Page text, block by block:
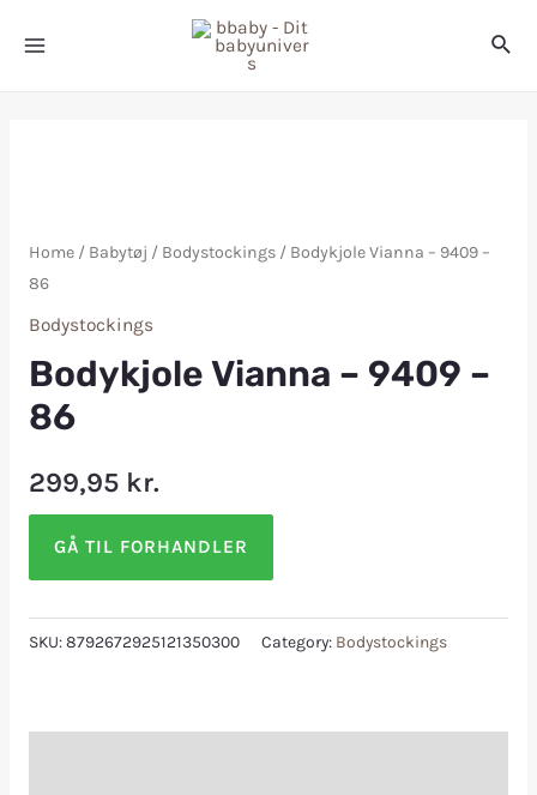
Home/ Babytøj / Bodystockings/ Bodykjole Vianna – 9409 –
86
Bodystockings
Bodykjole Vianna – 9409 –
86
299,95 kr.
GÅ TIL FORHANDLER
SKU:8792672925121350300 Category: Bodystockings